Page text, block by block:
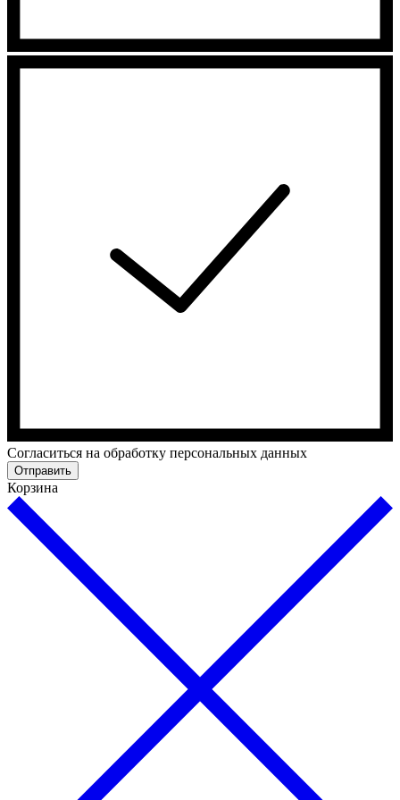
Cогласиться на обработку персональных данных
Отправить
Корзина